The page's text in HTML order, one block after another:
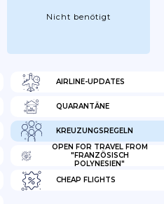
AIRLINE-UPDATES
QUARANTÄNE
KREUZUNGSREGELN
OPEN FOR TRAVEL FROM
"FRANZÖSISCH
POLYNESIEN"
CHEAP FLIGHTS
Nicht benötigt